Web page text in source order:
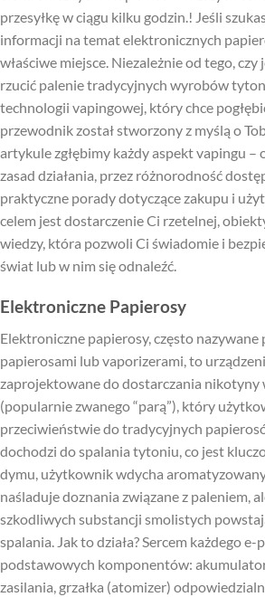
przesyłkę w ciągu kilku godzin.! Jeśli
informacji na temat elektronicznych
właściwe miejsce. Niezależnie od tego, czy
rzucić palenie tradycyjnych wyrobów
technologii vapingowej, który chce
przewodnik został stworzony z myślą o
artykule zgłębimy każdy aspekt vapingu –
zasad działania, przez różnorodność
praktyczne porady dotyczące zakupu i
celem jest dostarczenie Ci rzetelnej,
wiedzy, która pozwoli Ci świadomie i
świat lub w nim się odnaleźć.
Elektroniczne Papierosy
Elektroniczne papierosy, często nazywane
papierosami lub vaporizerami, to
zaprojektowane do dostarczania nikotyny
(popularnie zwanego “parą”), który
przeciwieństwie do tradycyjnych
dochodzi do spalania tytoniu, co jest
dymu, użytkownik wdycha
naśladuje doznania związane z paleniem,
szkodliwych substancji smolistych
spalania. Jak to działa? Sercem każdego
podstawowych komponentów:
zasilania, grzałka (atomizer)